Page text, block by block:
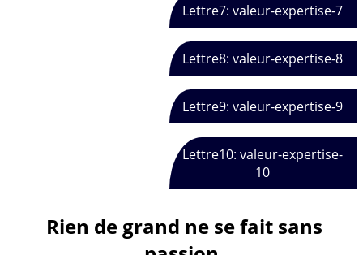
Lettre7: valeur-expertise-7
Lettre8: valeur-expertise-8
Lettre9: valeur-expertise-9
Lettre10: valeur-expertise-
10
Rien de grand ne se fait sans